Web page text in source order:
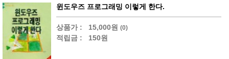
윈도우즈 프로그래밍 이렇게 한다.
상품가 : 15,000원 (0)
적립금 : 150원